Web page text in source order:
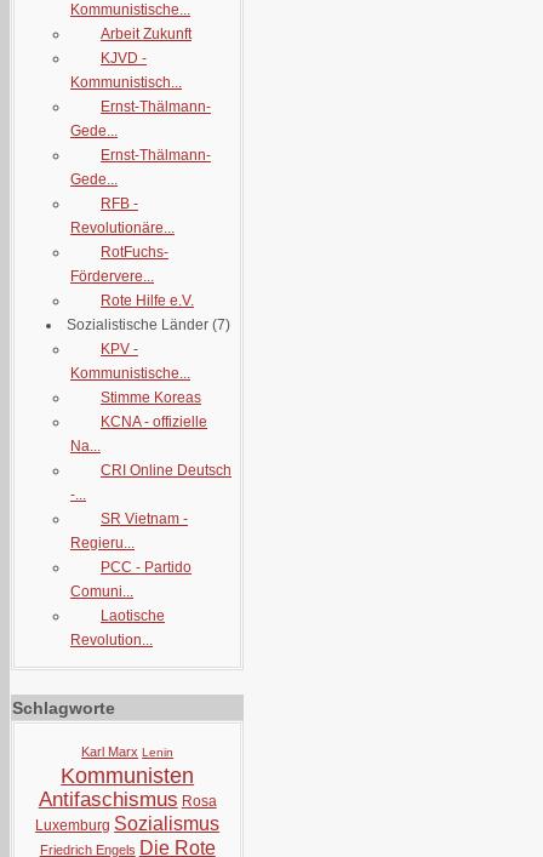
Kommunistische...
Arbeit Zukunft
KJVD -
Kommunistisch...
Ernst-Thälmann-
Gede...
Ernst-Thälmann-
Gede...
RFB -
Revolutionäre...
RotFuchs-
Fördervere...
Rote Hilfe e.V.
Sozialistische Länder (7)
KPV -
Kommunistische...
Stimme Koreas
KCNA - offizielle
Na...
CRI Online Deutsch
-...
SR Vietnam -
Regieru...
PCC - Partido
Comuni...
Laotische
Revolution...
Schlagworte
Karl Marx Lenin
Kommunisten
Antifaschismus Rosa
Luxemburg Sozialismus
Friedrich Engels Die Rote